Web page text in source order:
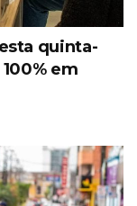
quinta-
em